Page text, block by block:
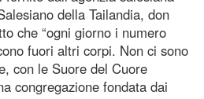
della Tailandia, don
che “ogni giorno i numero
fuori altri corpi. Non ci sono
con le Suore del Cuore
congregazione fondata dai